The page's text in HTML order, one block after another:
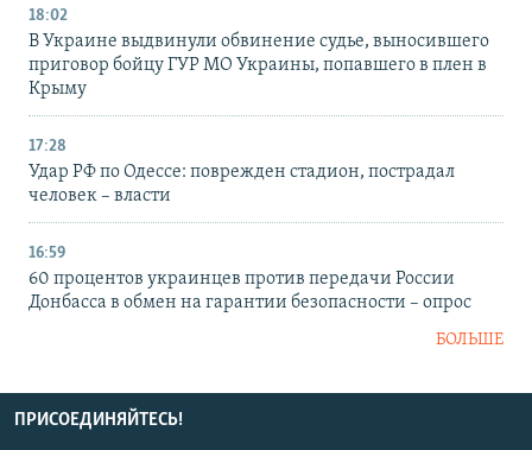
18:02
В Украине выдвинули обвинение судье, выносившего
приговор бойцу ГУР МО Украины, попавшего в плен в
Крыму
17:28
Удар РФ по Одессе: поврежден стадион, пострадал
человек – власти
16:59
60 процентов украинцев против передачи России
Донбасса в обмен на гарантии безопасности – опрос
БОЛЬШЕ
ПРИСОЕДИНЯЙТЕСЬ!